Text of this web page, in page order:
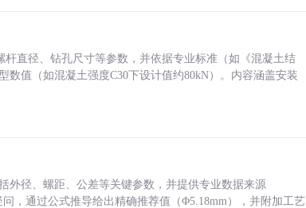
直径、钻孔尺寸等参数，并依据专业标准（如《混凝土结
数值（如混凝土强度C30下设计值约80kN）。内容涵盖安装
外径、螺距、公差等关键参数，并提供专业数据来源
，通过公式推导给出精确推荐值（Φ5.18mm），并附加工艺